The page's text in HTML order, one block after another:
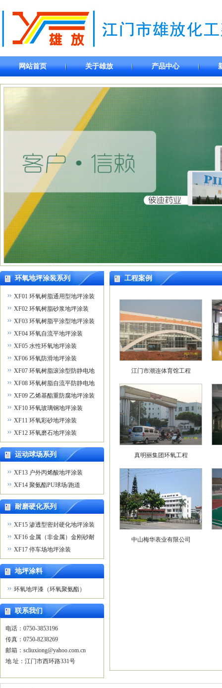
网站首页 关于雄放 产品中心
环氧地坪涂装系列
XF01 环氧树脂通用型地坪涂装
XF02 环氧树脂砂浆地坪涂装
XF03 环氧树脂平涂型地坪涂装
XF04 环氧自流平地坪涂装
XF05 水性环氧地坪涂装
XF06 环氧防滑地坪涂装
XF07 环氧树脂滚涂型防静电地
坪涂装
XF08 环氧树脂自流平防静电地
坪涂装
XF09 乙烯基酯重防腐地坪涂装
XF10 环氧玻璃钢地坪涂装
XF11 环氧彩砂地坪涂装
XF12 环氧磨石地坪涂装
运动球场系列
XF13 户外丙烯酸地坪涂装
XF14 聚氨酯PU球场/跑道
耐磨硬化系列
XF15 渗透型密封硬化地坪涂装
XF16 金属（非金属）金刚砂耐
磨地坪涂装
XF17 停车场地坪涂装
地坪涂料
环氧地坪漆（环氧聚氨酯）
联系我们
电话：0750-3853196
传真：0750-8238269
邮箱：scliuxiong@yahoo.com.cn
地 址：江门市西环路331号
工程案例
江门市潮连体育馆工程
真明丽集团环氧工程
中山梅华表业有限公司